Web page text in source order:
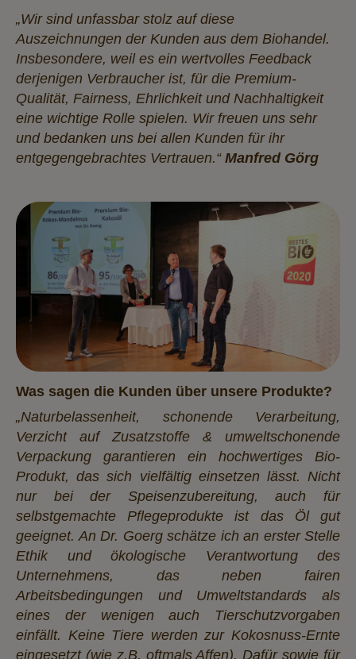
„Wir sind unfassbar stolz auf diese
Auszeichnungen der Kunden aus dem Biohandel.
Insbesondere, weil es ein wertvolles Feedback
derjenigen Verbraucher ist, für die Premium-
Qualität, Fairness, Ehrlichkeit und Nachhaltigkeit
eine wichtige Rolle spielen. Wir freuen uns sehr
und bedanken uns bei allen Kunden für ihr
entgegengebrachtes Vertrauen.“ Manfred Görg
Was sagen die Kunden über unsere Produkte?
„Naturbelassenheit, schonende Verarbeitung,
Verzicht auf Zusatzstoffe & umweltschonende
Verpackung garantieren ein hochwertiges Bio-
Produkt, das sich vielfältig einsetzen lässt. Nicht
nur bei der Speisenzubereitung, auch für
selbstgemachte Pflegeprodukte ist das Öl gut
geeignet. An Dr. Goerg schätze ich an erster Stelle
Ethik und ökologische Verantwortung des
Unternehmens, das neben fairen
Arbeitsbedingungen und Umweltstandards als
eines der wenigen auch Tierschutzvorgaben
einfällt. Keine Tiere werden zur Kokosnuss-Ernte
eingesetzt (wie z.B. oftmals Affen). Dafür sowie für